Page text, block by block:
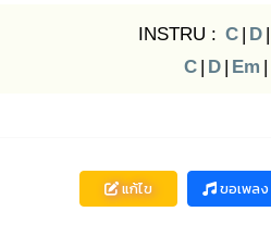
INSTRU : C | D |
C | D | Em |
แก้ไข ขอเพลง